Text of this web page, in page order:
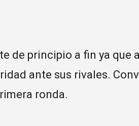
de principio a fin ya que
ante sus rivales.
ronda.